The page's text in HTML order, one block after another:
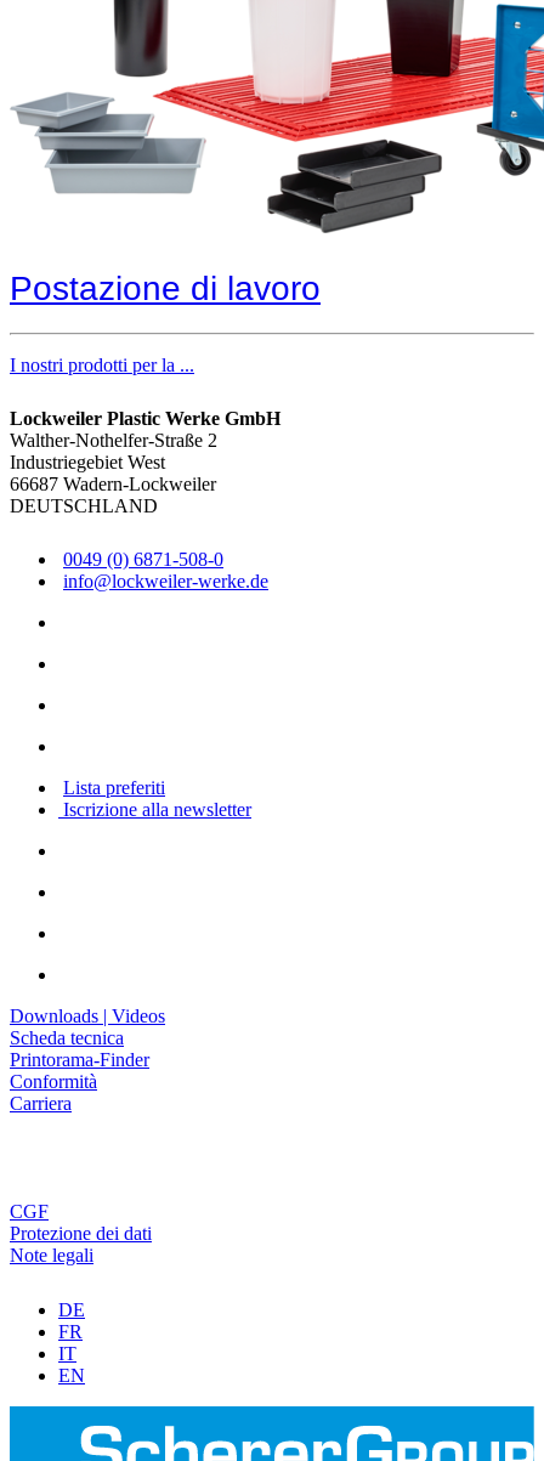
Postazione di lavoro
I nostri prodotti per la ...
Lockweiler Plastic Werke GmbH
Walther-Nothelfer-Straße 2
Industriegebiet West
66687 Wadern-Lockweiler
DEUTSCHLAND
0049 (0) 6871-508-0
info@lockweiler-werke.de
Lista preferiti
Iscrizione alla newsletter
Downloads | Videos
Scheda tecnica
Printorama-Finder
Conformità
Carriera
CGF
Protezione dei dati
Note legali
DE
FR
IT
EN